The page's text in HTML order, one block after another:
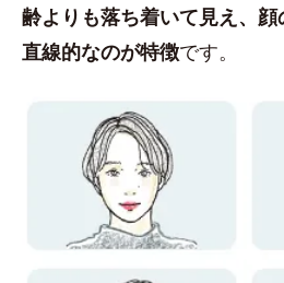
齢よりも落ち着いて見え、
直線的なのが特徴です。